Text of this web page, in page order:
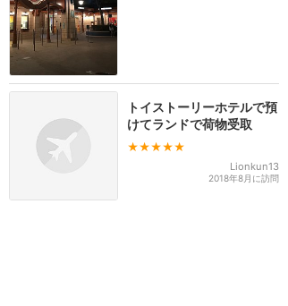
トイストーリーホテルで預
けてランドで荷物受取
★★★★★
Lionkun13
2018年8月に訪問